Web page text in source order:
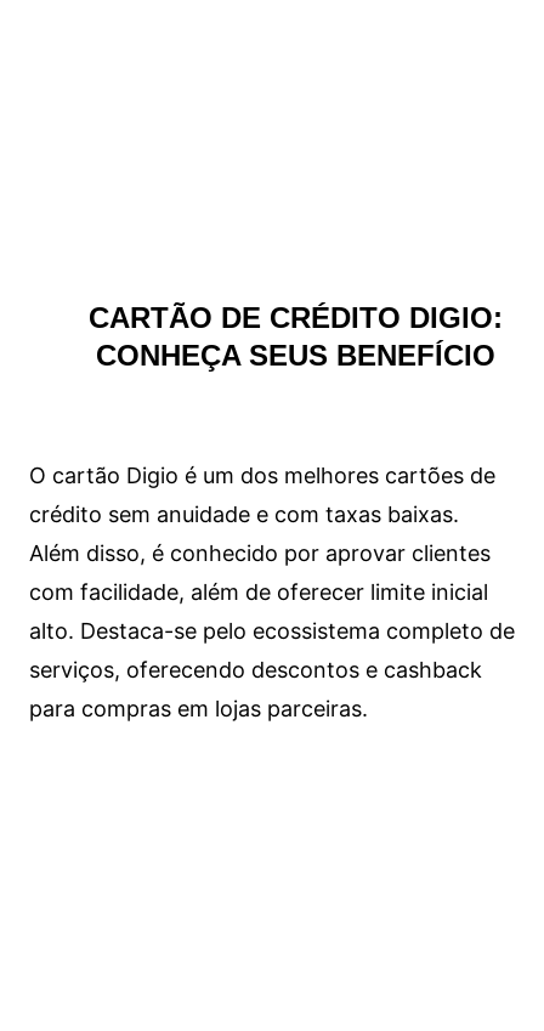
CARTÃO DE CRÉDITO DIGIO:
CONHEÇA SEUS BENEFÍCIO
O cartão Digio é um dos melhores cartões de
crédito sem anuidade e com taxas baixas.
Além disso, é conhecido por aprovar clientes
com facilidade, além de oferecer limite inicial
alto. Destaca-se pelo ecossistema completo de
serviços, oferecendo descontos e cashback
para compras em lojas parceiras.